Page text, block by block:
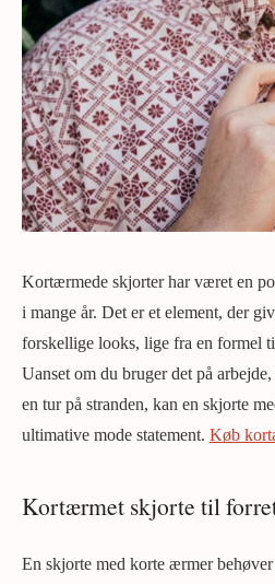
Kortærmede skjorter har været en
i mange år. Det er et element, der
forskellige looks, lige fra en formel
Uanset om du bruger det på
en tur på stranden, kan en skjorte
ultimative mode statement. Køb
Kortærmet skjorte til
En skjorte med korte ærmer